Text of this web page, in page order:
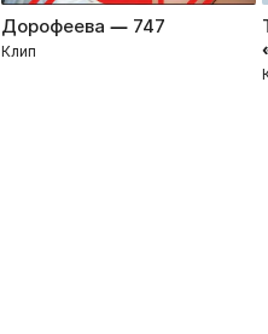
Дорофеева — 747
Клип